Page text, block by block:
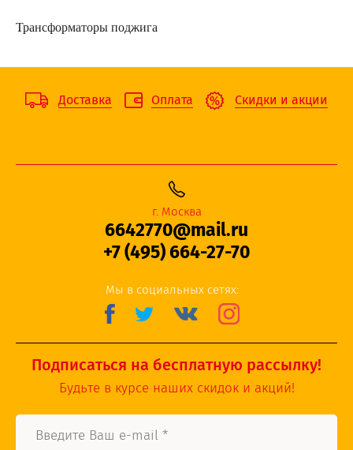
Трансформаторы поджига
Доставка Оплата Скидки и акции
г. Москва
6642770@mail.ru
+7 (495) 664-27-70
Мы в социальных сетях:
Подписаться на бесплатную рассылку!
Будьте в курсе наших скидок и акций!